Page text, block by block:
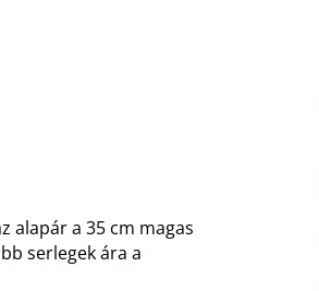
alapár a 35 cm magas
serlegek ára a